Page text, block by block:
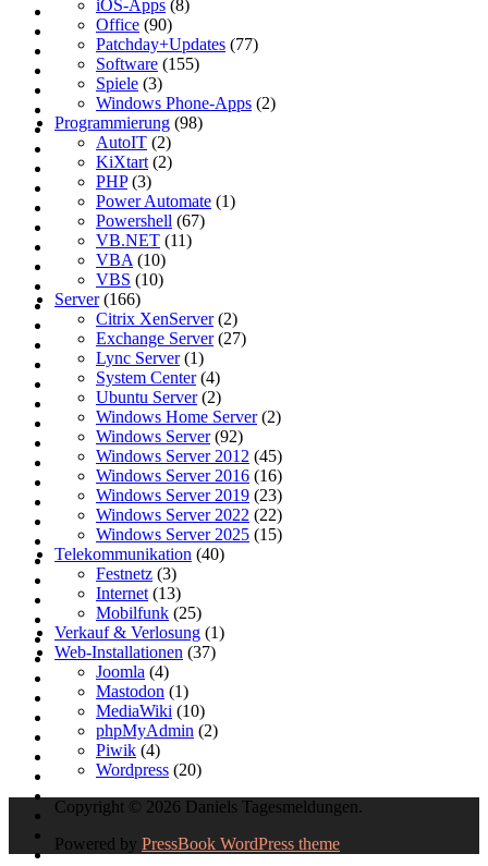
iOS-Apps (8)
Office (90)
Patchday+Updates (77)
Software (155)
Spiele (3)
Windows Phone-Apps (2)
Programmierung (98)
AutoIT (2)
KiXtart (2)
PHP(3)
Power Automate (1)
Powershell (67)
VB.NET (11)
VBA (10)
VBS (10)
Server(166)
Citrix XenServer(2)
Exchange Server(27)
Lync Server(1)
System Center(4)
Ubuntu Server(2)
Windows Home Server(2)
Windows Server(92)
Windows Server 2012 (45)
Windows Server 2016 (16)
Windows Server 2019 (23)
Windows Server 2022 (22)
Windows Server 2025 (15)
Telekommunikation (40)
Festnetz (3)
Internet (13)
Mobilfunk (25)
Verkauf & Verlosung (1)
Web-Installationen (37)
Joomla (4)
Mastodon (1)
MediaWiki (10)
phpMyAdmin (2)
Piwik (4)
Wordpress (20)
Copyright © 2026 Daniels Tagesmeldungen.
Powered by PressBook WordPress theme